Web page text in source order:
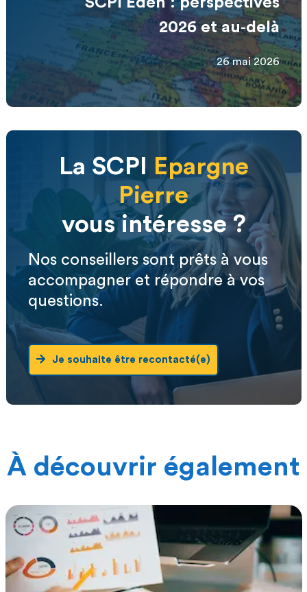
2026 et au‑delà
26 mai 2026
La SCPI
Epargne
Pierre
vous intéresse ?
Nos conseillers sont prêts à vous
accompagner et répondre à vos
questions.
Je souhaite être recontacté(e)
À découvrir également